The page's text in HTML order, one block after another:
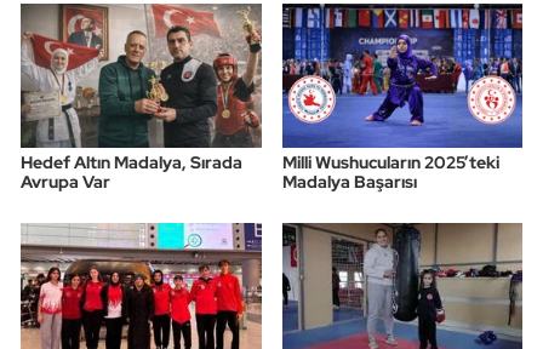
Hedef Altın Madalya, Sırada
Avrupa Var
Milli Wushucuların 2025’teki
Madalya Başarısı